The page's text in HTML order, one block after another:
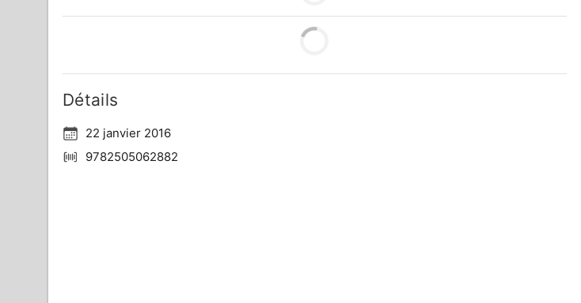
Détails
22 janvier 2016
9782505062882